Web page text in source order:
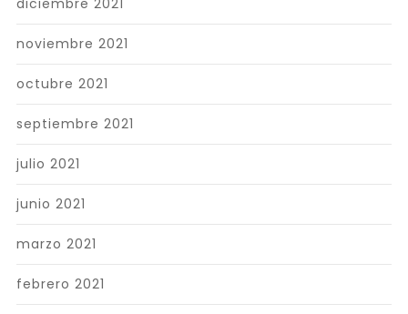
diciembre 2021
noviembre 2021
octubre 2021
septiembre 2021
julio 2021
junio 2021
marzo 2021
febrero 2021